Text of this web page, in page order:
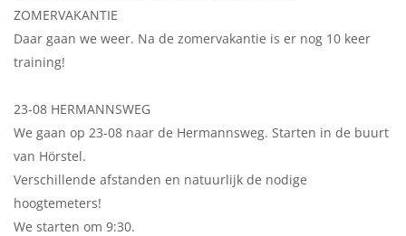
ZOMERVAKANTIE
Daar gaan we weer. Na de zomervakantie is er nog 10 keer
training!
23-08 HERMANNSWEG
We gaan op 23-08 naar de Hermannsweg. Starten in de buurt
van Hörstel.
Verschillende afstanden en natuurlijk de nodige
hoogtemeters!
We starten om 9:30.